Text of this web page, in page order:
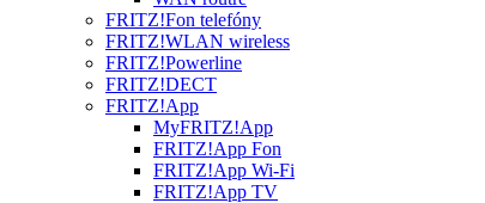
FRITZ!Fon telefóny
FRITZ!WLAN wireless
FRITZ!Powerline
FRITZ!DECT
FRITZ!App
MyFRITZ!App
FRITZ!App Fon
FRITZ!App Wi-Fi
FRITZ!App TV